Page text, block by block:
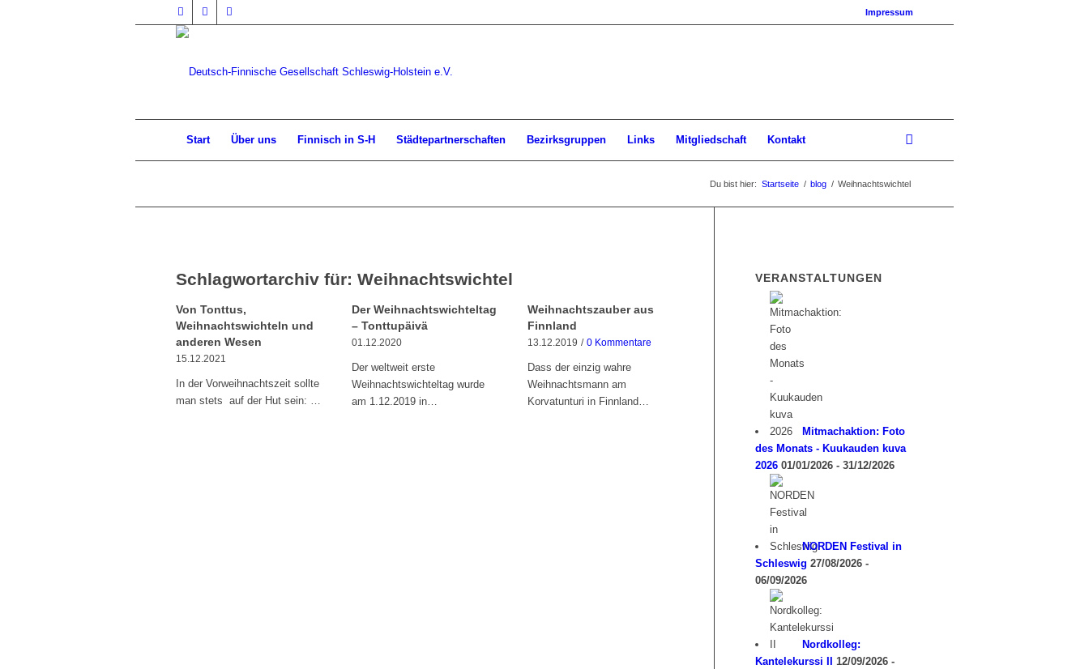
Impressum
Start Über uns Finnisch in S-H Städtepartnerschaften Bezirksgruppen Links Mitgliedschaft Kontakt
Du bist hier: Startseite / blog / Weihnachtswichtel
Schlagwortarchiv für: Weihnachtswichtel
Von Tonttus,
Weihnachtswichteln und
anderen Wesen
15.12.2021
In der Vorweihnachtszeit sollte
man stets auf der Hut sein: …
Der Weihnachtswichteltag
– Tonttupäivä
01.12.2020
Der weltweit erste
Weihnachtswichteltag wurde
am 1.12.2019 in…
Weihnachtszauber aus
Finnland
13.12.2019 / 0 Kommentare
Dass der einzig wahre
Weihnachtsmann am
Korvatunturi in Finnland…
VERANSTALTUNGEN
Mitmachaktion: Foto
des Monats - Kuukauden kuva
2026 01/01/2026 - 31/12/2026
NORDEN Festival in
Schleswig 27/08/2026 -
06/09/2026
Nordkolleg:
Kantelekurssi II
12/09/2026 -